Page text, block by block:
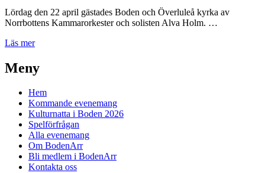
Lördag den 22 april gästades Boden och Överluleå kyrka av
Norrbottens Kammarorkester och solisten Alva Holm. …
Läs merNKO
Holm
Meny
Hem
Kommande evenemang
Kulturnatta i Boden 2026
Spelförfrågan
Alla evenemang
Om BodenArr
Bli medlem i BodenArr
Kontakta oss